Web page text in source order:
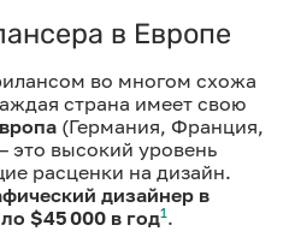
в Европе
во многом схожа
страна имеет свою
(Германия, Франция,
это высокий уровень
расценки на дизайн.
дизайнер в
$45 000 в год1.